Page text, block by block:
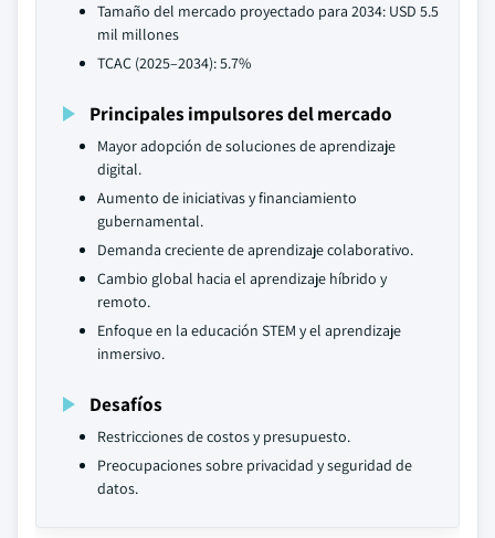
Tamaño del mercado proyectado para 2034: USD 5.5
mil millones
TCAC (2025–2034): 5.7%
Principales impulsores del mercado
Mayor adopción de soluciones de aprendizaje
digital.
Aumento de iniciativas y financiamiento
gubernamental.
Demanda creciente de aprendizaje colaborativo.
Cambio global hacia el aprendizaje híbrido y
remoto.
Enfoque en la educación STEM y el aprendizaje
inmersivo.
Desafíos
Restricciones de costos y presupuesto.
Preocupaciones sobre privacidad y seguridad de
datos.